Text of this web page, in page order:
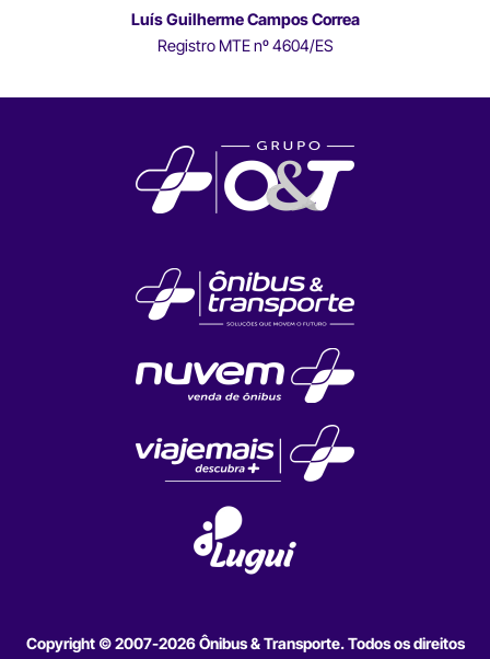
Luís Guilherme Campos Correa
Registro MTE nº 4604/ES
Copyright © 2007-2026 Ônibus & Transporte. Todos os direitos